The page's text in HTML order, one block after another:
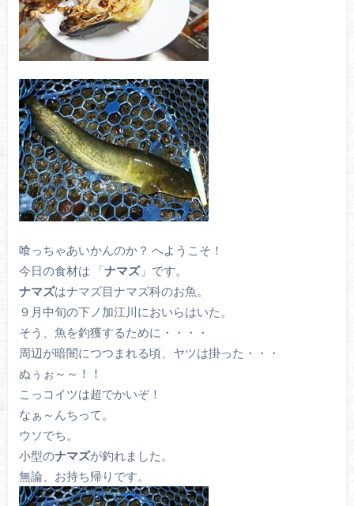
喰っちゃあいかんのか？ へようこそ！
今日の食材は 「ナマズ」です。
ナマズはナマズ目ナマズ科のお魚。
９月中旬の下ノ加江川においらはいた。
そう、魚を釣獲するために・・・・
周辺が暗闇につつまれる頃、ヤツは掛った・・・
ぬぅぉ～～！！
こっコイツは超でかいぞ！
なぁ～んちって。
ウソでち。
小型のナマズが釣れました。
無論、お持ち帰りです。